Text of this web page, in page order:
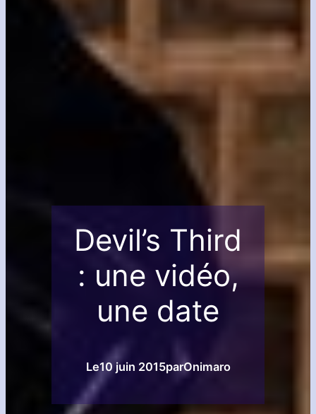
Devil’s Third
: une vidéo,
une date
Le10 juin 2015parOnimaro